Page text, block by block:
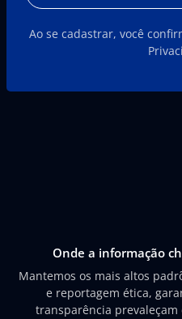
Ao se cadastrar, você
Onde a informação
Mantemos os mais altos
e reportagem ética,
transparência prevaleçam